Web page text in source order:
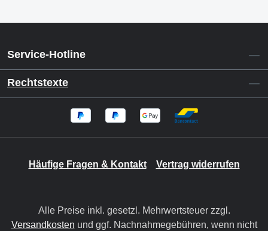
Service-Hotline
Rechtstexte
Häufige Fragen & Kontakt Vertrag widerrufen
Alle Preise inkl. gesetzl. Mehrwertsteuer zzgl.
Versandkosten und ggf. Nachnahmegebühren, wenn nicht